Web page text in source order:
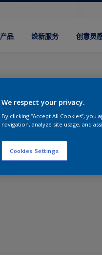
产品 焕新服务 创意灵
We respect your privacy.
By clicking “Accept All Cookies”,
navigation, analyze site usage, and
Cookies Settings